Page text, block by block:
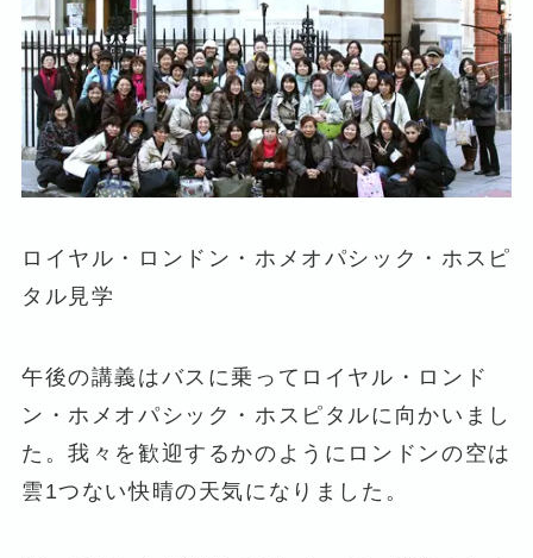
ロイヤル・ロンドン・ホメオパシック・ホスピ
タル見学
午後の講義はバスに乗ってロイヤル・ロンド
ン・ホメオパシック・ホスピタルに向かいまし
た。我々を歓迎するかのようにロンドンの空は
雲1つない快晴の天気になりました。